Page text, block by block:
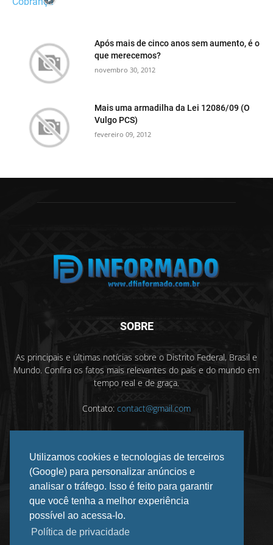
Utilizamos cookies e tecnologias de terceiros
(Google) para personalizar anúncios e
analisar o tráfego. Isso é feito para garantir
que você tenha a melhor experiência
possível ao acessa-lo.
Política de privacidade
Após mais de cinco anos sem aumento, é o
que merecemos?
novembro 30, 2012
Mais uma armadilha da Lei 12086/09 (O
Vulgo PCS)
fevereiro 09, 2012
SOBRE
As principais e últimas notícias sobre o Distrito Federal, Brasil e
Mundo. Confira os fatos mais relevantes do país e do mundo em
tempo real e de graça.
Contato: contact@gmail.com
SIGA-NOS